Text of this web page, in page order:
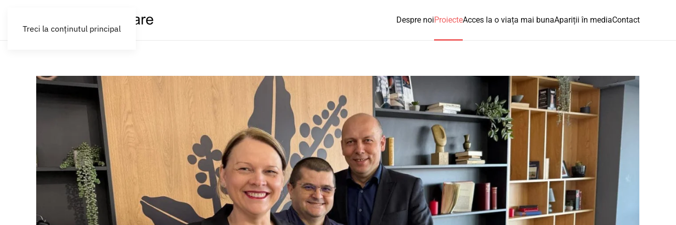
Treci la conținutul principal
Despre noiProiecteAcces la o viața mai bunaApariții în mediaContact